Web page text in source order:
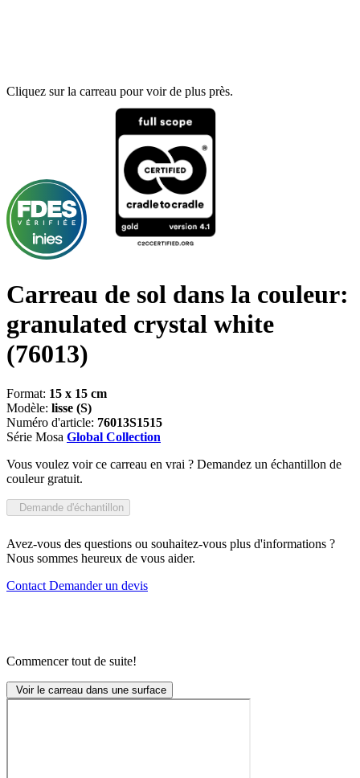
Cliquez sur la carreau pour voir de plus près.
Carreau de sol dans la couleur:
granulated crystal white
(76013)
Format: 15 x 15 cm
Modèle: lisse (S)
Numéro d'article: 76013S1515
Série Mosa Global Collection
Vous voulez voir ce carreau en vrai ? Demandez un échantillon de
couleur gratuit.
Demande d'échantillon
Avez-vous des questions ou souhaitez-vous plus d'informations ?
Nous sommes heureux de vous aider.
Contact Demander un devis
Commencer tout de suite!
Voir le carreau dans une surface